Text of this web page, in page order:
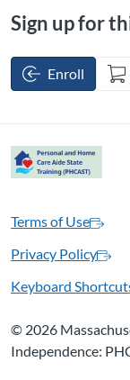
Sign up for
Enroll
Terms of Use
Privacy Policy
Keyboard
© 2026
Independence: